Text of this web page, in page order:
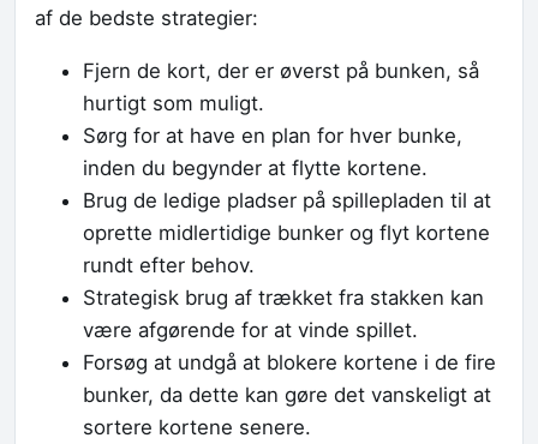
af de bedste strategier:
Fjern de kort, der er øverst på bunken, så
hurtigt som muligt.
Sørg for at have en plan for hver bunke,
inden du begynder at flytte kortene.
Brug de ledige pladser på spillepladen til at
oprette midlertidige bunker og flyt kortene
rundt efter behov.
Strategisk brug af trækket fra stakken kan
være afgørende for at vinde spillet.
Forsøg at undgå at blokere kortene i de fire
bunker, da dette kan gøre det vanskeligt at
sortere kortene senere.